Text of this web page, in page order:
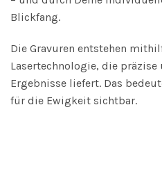
Blickfang.
Die Gravuren entstehen
Lasertechnologie, die
Ergebnisse liefert. Das
für die Ewigkeit sichtbar.